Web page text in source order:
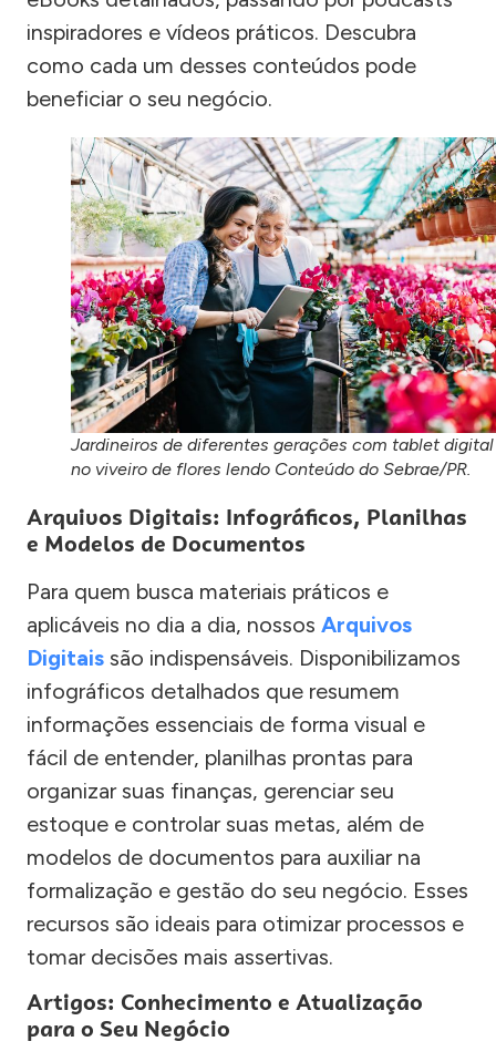
inspiradores e vídeos práticos. Descubra
como cada um desses conteúdos pode
beneficiar o seu negócio.
Jardineiros de diferentes gerações com tablet digital
no viveiro de flores lendo Conteúdo do Sebrae/PR.
Arquivos Digitais: Infográficos, Planilhas
e Modelos de Documentos
Para quem busca materiais práticos e
aplicáveis no dia a dia, nossos Arquivos
Digitais são indispensáveis. Disponibilizamos
infográficos detalhados que resumem
informações essenciais de forma visual e
fácil de entender, planilhas prontas para
organizar suas finanças, gerenciar seu
estoque e controlar suas metas, além de
modelos de documentos para auxiliar na
formalização e gestão do seu negócio. Esses
recursos são ideais para otimizar processos e
tomar decisões mais assertivas.
Artigos: Conhecimento e Atualização
para o Seu Negócio